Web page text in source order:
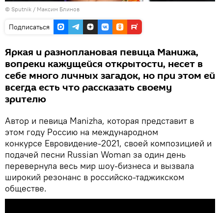
© Sputnik / Максим Блинов
Подписаться
Яркая и разноплановая певица Манижа,
вопреки кажущейся открытости, несет в
себе много личных загадок, но при этом ей
всегда есть что рассказать своему
зрителю
Автор и певица Manizha, которая представит в
этом году Россию на международном
конкурсе Евровидение-2021, своей композицией и
подачей песни Russian Woman за один день
перевернула весь мир шоу-бизнеса и вызвала
широкий резонанс в российско-таджикском
обществе.